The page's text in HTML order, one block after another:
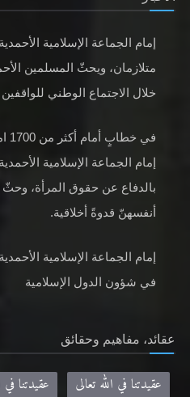
إمام الجماعة الإسلامية
متلازمان، ويحثّ المسلمين
خلال الاجتماع الوطني للواقفين
إمام الجماعة الإسلامية
بالدفاع عن حقوق المرأة، وحثّ
أنفسهنّ قدوةً أخلاقية.
إمام الجماعة الإسلامية
في شؤون الدول الإسلامية
عقائد، مفاهيم وحقائق
عقيدتنا في الله تعالى
عقيدتنا